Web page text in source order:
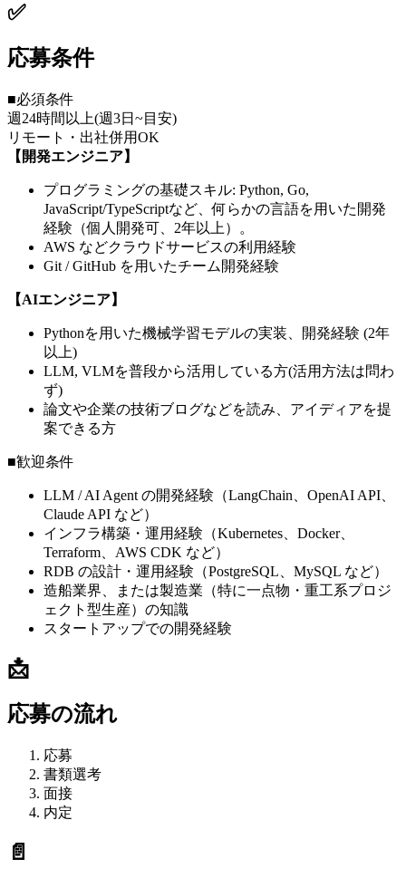
✅
応募条件
■必須条件
週24時間以上(週3日~目安)
リモート・出社併用OK
【開発エンジニア】
プログラミングの基礎スキル: Python, Go,
JavaScript/TypeScriptなど、何らかの言語を用いた開発
経験（個人開発可、2年以上）。
AWS などクラウドサービスの利用経験
Git / GitHub を用いたチーム開発経験
【AIエンジニア】
Pythonを用いた機械学習モデルの実装、開発経験 (2年
以上)
LLM, VLMを普段から活用している方(活用方法は問わ
ず)
論文や企業の技術ブログなどを読み、アイディアを提
案できる方
■歓迎条件
LLM / AI Agent の開発経験（LangChain、OpenAI API、
Claude API など）
インフラ構築・運用経験（Kubernetes、Docker、
Terraform、AWS CDK など）
RDB の設計・運用経験（PostgreSQL、MySQL など）
造船業界、または製造業（特に一点物・重工系プロジ
ェクト型生産）の知識
スタートアップでの開発経験
📩
応募の流れ
応募
書類選考
面接
内定
📄